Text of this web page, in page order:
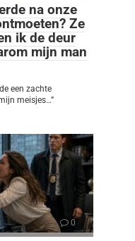
na onze
Ze
ik de deur
mijn man
een zachte
meisjes…”
0